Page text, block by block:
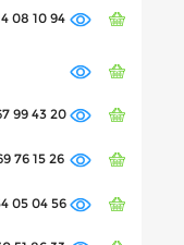
08 10 94
99 43 20
76 15 26
05 04 56